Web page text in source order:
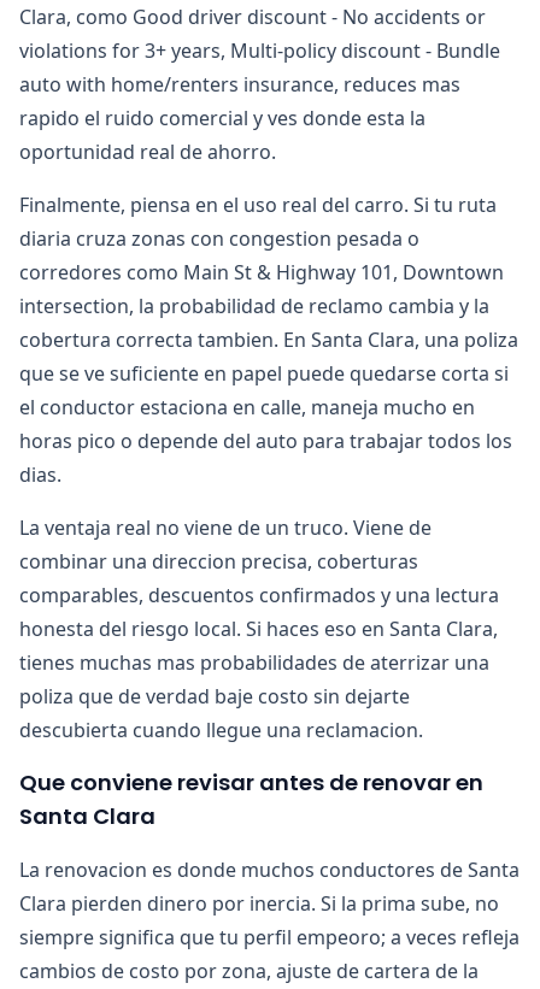
Clara, como Good driver discount - No accidents or
violations for 3+ years, Multi-policy discount - Bundle
auto with home/renters insurance, reduces mas
rapido el ruido comercial y ves donde esta la
oportunidad real de ahorro.
Finalmente, piensa en el uso real del carro. Si tu ruta
diaria cruza zonas con congestion pesada o
corredores como Main St & Highway 101, Downtown
intersection, la probabilidad de reclamo cambia y la
cobertura correcta tambien. En Santa Clara, una poliza
que se ve suficiente en papel puede quedarse corta si
el conductor estaciona en calle, maneja mucho en
horas pico o depende del auto para trabajar todos los
dias.
La ventaja real no viene de un truco. Viene de
combinar una direccion precisa, coberturas
comparables, descuentos confirmados y una lectura
honesta del riesgo local. Si haces eso en Santa Clara,
tienes muchas mas probabilidades de aterrizar una
poliza que de verdad baje costo sin dejarte
descubierta cuando llegue una reclamacion.
Que conviene revisar antes de renovar en
Santa Clara
La renovacion es donde muchos conductores de Santa
Clara pierden dinero por inercia. Si la prima sube, no
siempre significa que tu perfil empeoro; a veces refleja
cambios de costo por zona, ajuste de cartera de la